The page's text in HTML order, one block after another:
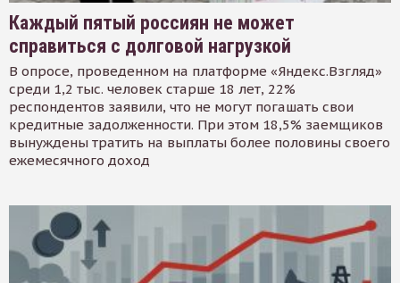
Каждый пятый россиян не может
справиться с долговой нагрузкой
В опросе, проведенном на платформе «Яндекс.Взгляд»
среди 1,2 тыс. человек старше 18 лет, 22%
респондентов заявили, что не могут погашать свои
кредитные задолженности. При этом 18,5% заемщиков
вынуждены тратить на выплаты более половины своего
ежемесячного доход